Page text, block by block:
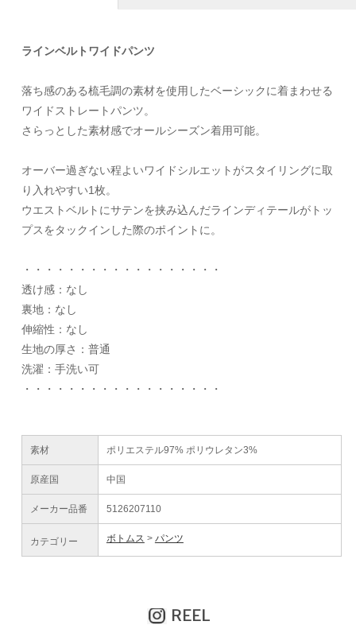
ラインベルトワイドパンツ
落ち感のある梳毛調の素材を使用したベーシックに着まわせる
ワイドストレートパンツ。
さらっとした素材感でオールシーズン着用可能。
オーバー過ぎない程よいワイドシルエットがスタイリングに取
り入れやすい1枚。
ウエストベルトにサテンを挟み込んだラインディテールがトッ
プスをタックインした際のポイントに。
・・・・・・・・・・・・・・・・・・
透け感：なし
裏地：なし
伸縮性：なし
生地の厚さ：普通
洗濯：手洗い可
・・・・・・・・・・・・・・・・・・
素材 ポリエステル97% ポリウレタン3%
原産国 中国
メーカー品番 5126207110
カテゴリー ボトムス パンツ
REEL